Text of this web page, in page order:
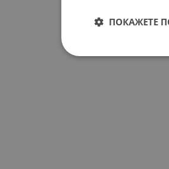
ПОКАЖЕТЕ